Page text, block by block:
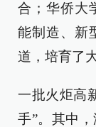
合；华侨大
能制造、新
道，培育了
一批火炬高
手”。其中